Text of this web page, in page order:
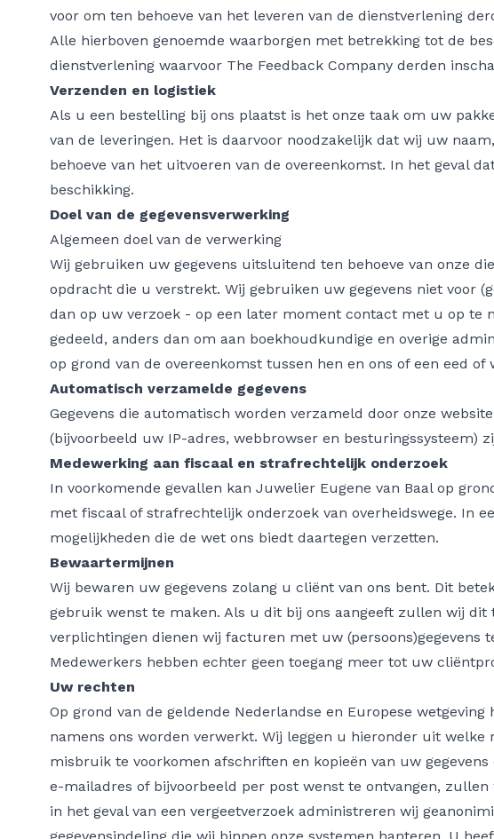
voor om ten behoeve van het leveren van de dienstverlening
Alle hierboven genoemde waarborgen met betrekking tot de
dienstverlening waarvoor The Feedback Company derden
Verzenden en logistiek
Als u een bestelling bij ons plaatst is het onze taak om uw
van de leveringen. Het is daarvoor noodzakelijk dat wij uw
behoeve van het uitvoeren van de overeenkomst. In het geval
beschikking.
Doel van de gegevensverwerking
Algemeen doel van de verwerking
Wij gebruiken uw gegevens uitsluitend ten behoeve van onze
opdracht die u verstrekt. Wij gebruiken uw gegevens niet voor
dan op uw verzoek - op een later moment contact met u op te
gedeeld, anders dan om aan boekhoudkundige en overige
op grond van de overeenkomst tussen hen en ons of een eed
Automatisch verzamelde gegevens
Gegevens die automatisch worden verzameld door onze
(bijvoorbeeld uw IP-adres, webbrowser en besturingssysteem)
Medewerking aan fiscaal en strafrechtelijk onderzoek
In voorkomende gevallen kan Juwelier Eugene van Baal op
met fiscaal of strafrechtelijk onderzoek van overheidswege. In
mogelijkheden die de wet ons biedt daartegen verzetten.
Bewaartermijnen
Wij bewaren uw gegevens zolang u cliënt van ons bent. Dit
gebruik wenst te maken. Als u dit bij ons aangeeft zullen wij dit
verplichtingen dienen wij facturen met uw (persoons)gegevens
Medewerkers hebben echter geen toegang meer tot uw
Uw rechten
Op grond van de geldende Nederlandse en Europese
namens ons worden verwerkt. Wij leggen u hieronder uit
misbruik te voorkomen afschriften en kopieën van uw
e-mailadres of bijvoorbeeld per post wenst te ontvangen,
in het geval van een vergeetverzoek administreren wij
gegevensindeling die wij binnen onze systemen hanteren. U